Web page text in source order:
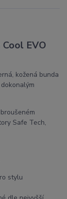
EVO
kožená bunda
Safe Tech,
stylu